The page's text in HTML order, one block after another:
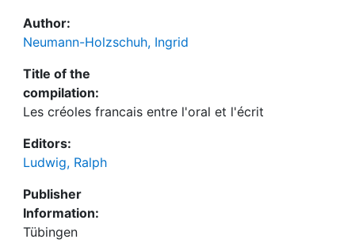
Author:
Neumann-Holzschuh, Ingrid
Title of the
compilation:
Les créoles francais entre l'oral et l'écrit
Editors:
Ludwig, Ralph
Publisher
Information:
Tübingen